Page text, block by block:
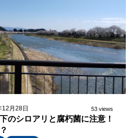
月28日 53 views
のシロアリと腐朽菌に注意！